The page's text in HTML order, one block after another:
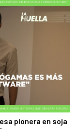
pionera en soja